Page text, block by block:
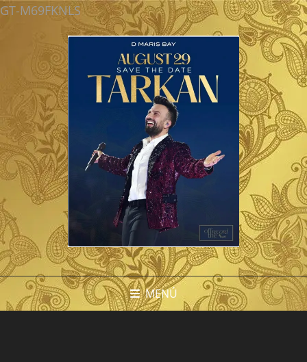
GT-M69FKNLS
MENÚ